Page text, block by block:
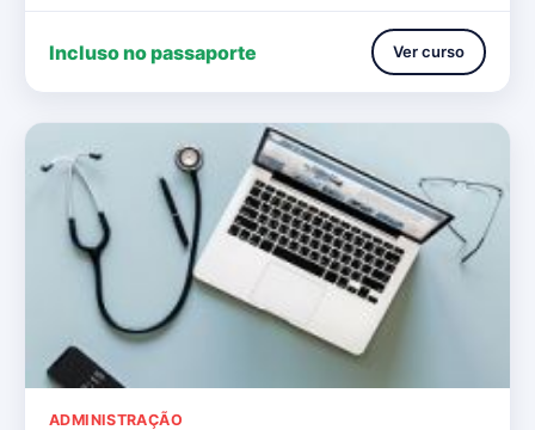
Incluso no passaporte Ver curso
ADMINISTRAÇÃO